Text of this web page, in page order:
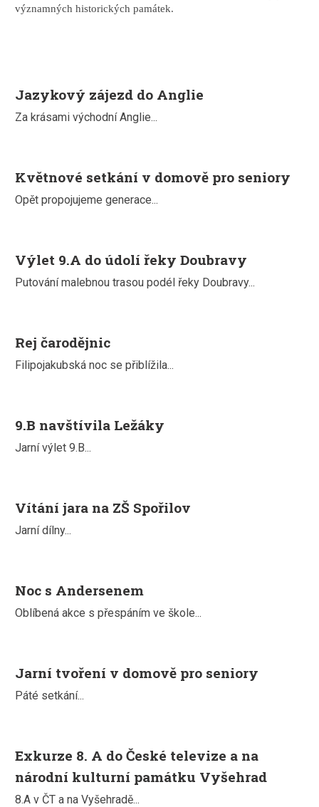
významných historických památek.
Jazykový zájezd do Anglie
Za krásami východní Anglie...
Květnové setkání v domově pro seniory
Opět propojujeme generace...
Výlet 9.A do údolí řeky Doubravy
Putování malebnou trasou podél řeky Doubravy...
Rej čarodějnic
Filipojakubská noc se přiblížila...
9.B navštívila Ležáky
Jarní výlet 9.B...
Vítání jara na ZŠ Spořilov
Jarní dílny...
Noc s Andersenem
Oblíbená akce s přespáním ve škole...
Jarní tvoření v domově pro seniory
Páté setkání...
Exkurze 8. A do České televize a na
národní kulturní památku Vyšehrad
8.A v ČT a na Vyšehradě...